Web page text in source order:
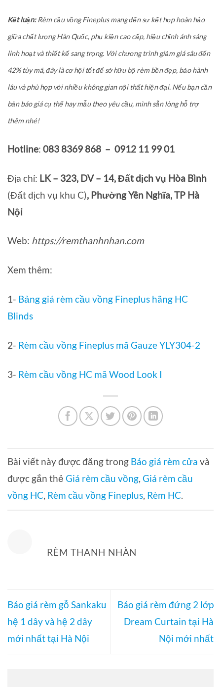
Kết luận:Rèm cầu vồng Fineplus mang đến sự kết hợp hoàn hảo
giữa chất lượng Hàn Quốc, phụ kiện cao cấp, hiệu chỉnh ánh sáng
linh hoạt và thiết kế sang trọng. Với chương trình giảm giá sâu đến
42% tùy mã, đây là cơ hội tốt để sở hữu bộ rèm bền đẹp, bảo hành
lâu và phù hợp với nhiều không gian nội thất hiện đại. Nếu bạn cần
bản báo giá cụ thể hay mẫu theo yêu cầu, mình sẵn lòng hỗ trợ
thêm nhé!
Hotline: 083 8369 868 – 0912 11 99 01
Địa chỉ: LK – 323, DV – 14, Đất dịch vụ Hòa Bình
(Đất dịch vụ khu C), Phường Yên Nghĩa, TP Hà
Nội
Web: https://remthanhnhan.com
Xem thêm:
1- Bảng giá rèm cầu vồng Fineplus hãng HC
Blinds
2- Rèm cầu vồng Fineplus mã Gauze YLY304-2
3- Rèm cầu vồng HC mã Wood Look I
Bài viết này được đăng trong Báo giá rèm cửa và
được gắn thẻ Giá rèm cầu vồng, Giá rèm cầu
vồng HC, Rèm cầu vồng Fineplus, Rèm HC.
RÈM THANH NHÀN
Báo giá rèm gỗ Sankaku
hệ 1 dây và hệ 2 dây
mới nhất tại Hà Nội
Báo giá rèm đứng 2 lớp
Dream Curtain tại Hà
Nội mới nhất